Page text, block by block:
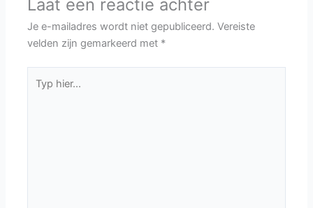
Laat een reactie achter
Je e-mailadres wordt niet gepubliceerd. Vereiste
velden zijn gemarkeerd met *
hier...